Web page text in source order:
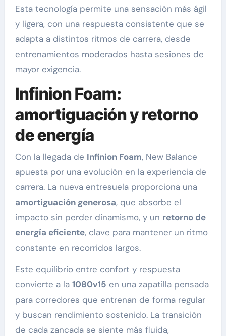
Esta tecnología permite una sensación más ágil
y ligera, con una respuesta consistente que se
adapta a distintos ritmos de carrera, desde
entrenamientos moderados hasta sesiones de
mayor exigencia.
Infinion Foam:
amortiguación y retorno
de energía
Con la llegada de Infinion Foam, New Balance
apuesta por una evolución en la experiencia de
carrera. La nueva entresuela proporciona una
amortiguación generosa, que absorbe el
impacto sin perder dinamismo, y un retorno de
energía eficiente, clave para mantener un ritmo
constante en recorridos largos.
Este equilibrio entre confort y respuesta
convierte a la 1080v15 en una zapatilla pensada
para corredores que entrenan de forma regular
y buscan rendimiento sostenido. La transición
de cada zancada se siente más fluida,